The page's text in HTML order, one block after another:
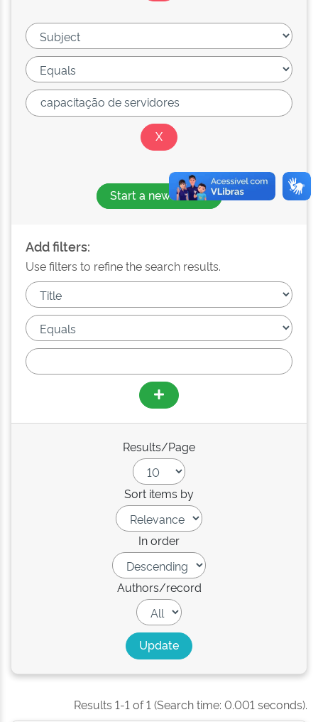
Start a new search
Add filters:
Use filters to refine the search results.
Results/Page
Sort items by
In order
Authors/record
Results 1-1 of 1 (Search time: 0.001 seconds).